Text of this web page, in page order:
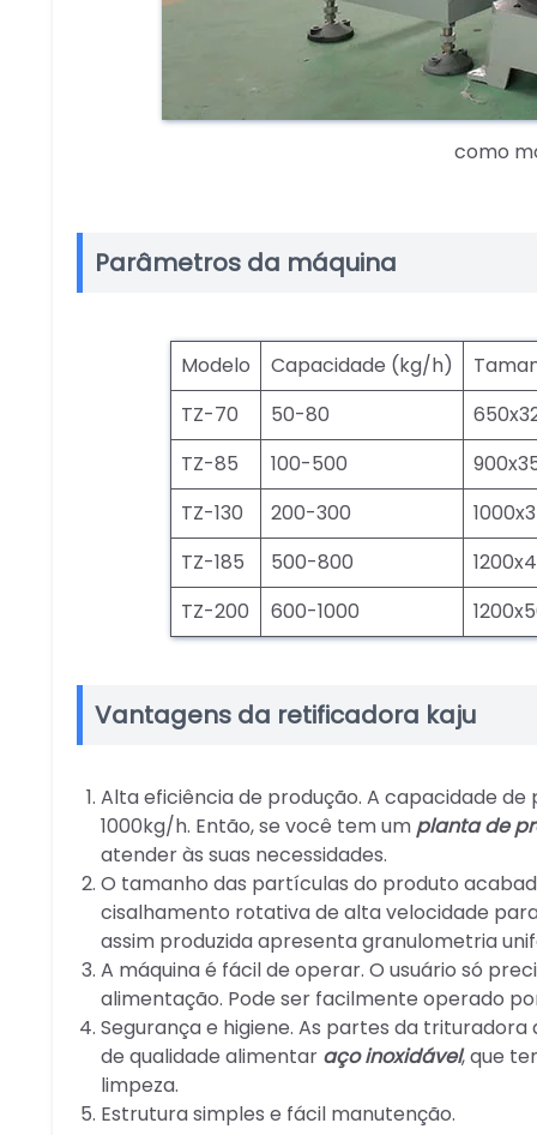
como
Parâmetros da máquina
Modelo Capacidade (kg/h)
TZ-70
50-80
TZ-85
100-500
TZ-130
200-300
TZ-185
500-800
TZ-200
600-1000
Vantagens da retificadora kaju
Alta eficiência de produção. A capacidade
1000kg/h. Então, se você tem um planta de
atender às suas necessidades.
O tamanho das partículas do produto
cisalhamento rotativa de alta velocidade
assim produzida apresenta granulometria
A máquina é fácil de operar. O usuário só
alimentação. Pode ser facilmente operado
Segurança e higiene. As partes da
de qualidade alimentar aço inoxidável, que
limpeza.
Estrutura simples e fácil manutenção.